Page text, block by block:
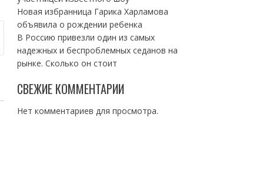
Новая избранница Гарика Харламова
объявила о рождении ребенка
В Россию привезли один из самых
надежных и беспроблемных седанов на
рынке. Сколько он стоит
СВЕЖИЕ КОММЕНТАРИИ
Нет комментариев для просмотра.